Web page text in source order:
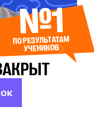
№1
ПО РЕЗУЛЬТАТАМ
УЧЕНИКОВ